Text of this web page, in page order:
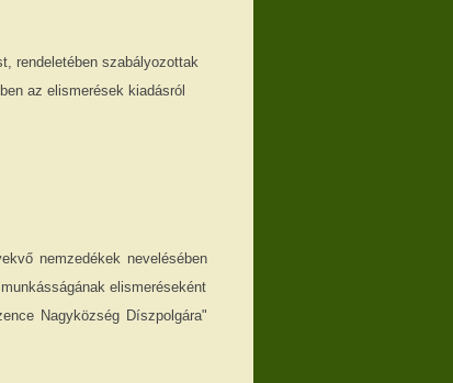
rendeletében szabályozottak
az elismerések kiadásról
nemzedékek nevelésében
elismeréseként
Nagyközség Díszpolgára"